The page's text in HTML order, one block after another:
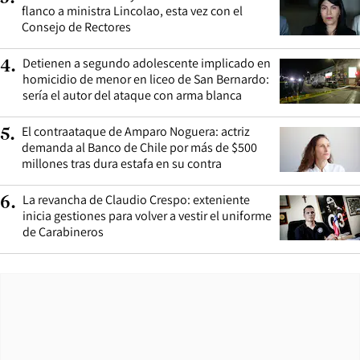
flanco a ministra Lincolao, esta vez con el
Consejo de Rectores
4. Detienen a segundo adolescente implicado en
homicidio de menor en liceo de San Bernardo:
sería el autor del ataque con arma blanca
5. El contraataque de Amparo Noguera: actriz
demanda al Banco de Chile por más de $500
millones tras dura estafa en su contra
6. La revancha de Claudio Crespo: exteniente
inicia gestiones para volver a vestir el uniforme
de Carabineros